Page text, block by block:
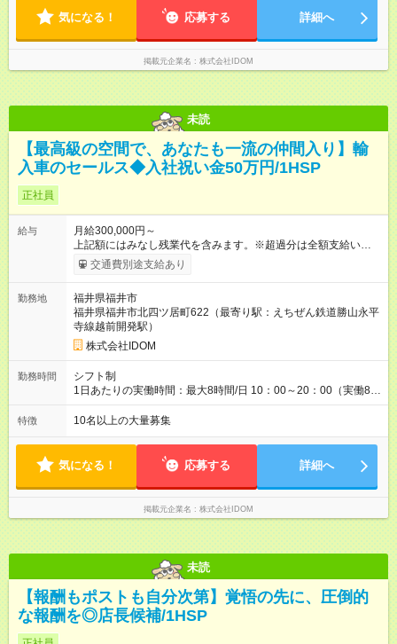
気になる！ 応募する 詳細へ
掲載元企業名 株式会社IDOM
未読
【最高級の空間で、あなたも一流の仲間入り】輸
入車のセールス◆入社祝い金50万円/1HSP
正社員
給与
月給300,000円～
上記額にはみなし残業代を含みます。※超過分は全額支給いたし
ます。 みなし残業代 40,817円 以上／月 みなし残業時間 20時間
／月 月給＋インセンティブ＋賞与 ※前職給与・経験を考慮し、
年1回 ★能力給査定年3回 ★賞与年2回／平均3ヶ月分 ★インセン
ティブ（毎月支給／年平均支給額：90万円） ★管理職昇格後：
月収目安55万円、年収650万円～1000万円前後 ◎キャリアアッ
プも応援！ 若手のうちから、様々なキャリアにチャレンジでき
るのも当社ならでは。1年後に店長になったメンバーもいます。
【試用期間】試用期間あり 試用期間の長さ：4ヶ月 雇用形態、
給与は本採用時と同じです。
交通費別途支給あり
勤務地
福井県福井市
福井県福井市北四ツ居町622（最寄り駅：えちぜん鉄道勝山永平
寺線越前開発駅）
株式会社IDOM
勤務時間
シフト制
1日あたりの実働時間：最大8時間/日 10：00～20：00（実働8時
間） ★ムリのない働き方にしています。 「夜9時以降の社内チ
ャット使用禁止」「休日の機器使用禁止」などルールを設けて
整えていくのでご安心ください。
特徴 10名以上の大量募集
気になる！ 応募する 詳細へ
掲載元企業名 株式会社IDOM
未読
【報酬もポストも自分次第】覚悟の先に、圧倒的
な報酬を◎店長候補/1HSP